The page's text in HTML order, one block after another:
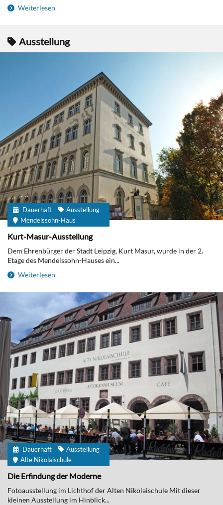
Weiterlesen
Ausstellung
Dauerhaft
Ausstellung
Mendelssohn-Haus
Kurt-Masur-Ausstellung
Dem Ehrenbürger der Stadt Leipzig, Kurt Masur, wurde in der 2.
Etage des Mendelssohn-Hauses ein...
Weiterlesen
Dauerhaft
Ausstellung
Alte Nikolaischule
Die Erfindung der Moderne
Fotoausstellung im Lichthof der Alten Nikolaischule Mit dieser
kleinen Ausstellung im Hinblick...